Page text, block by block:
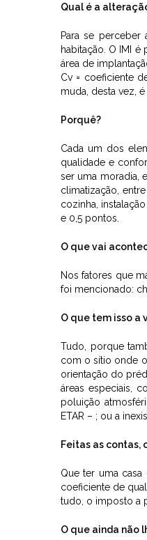
Qual é a
Para se
habitação. O IMI
área de
Cv = coeficiente
muda, desta vez,
Porquê?
Cada um dos
qualidade e
ser uma moradia,
climatização,
cozinha,
e 0,5 pontos.
O que vai
Nos fatores que
foi mencionado:
O que tem isso a
Tudo, porque
com o sítio onde
orientação do
áreas especiais,
poluição
ETAR – ; ou a
Feitas as contas,
Que ter uma
coeficiente de
tudo, o imposto a
O que ainda não